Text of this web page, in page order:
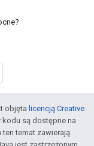
objęta licencją Creative
kodu są dostępne na
ten temat zawierają